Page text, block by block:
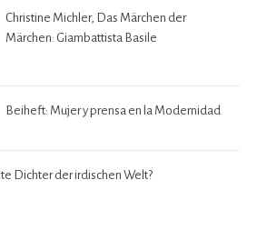
Christine Michler, Das Märchen der
Märchen: Giambattista Basile
Beiheft: Mujer y prensa en la Modernidad
Dichter der irdischen Welt?